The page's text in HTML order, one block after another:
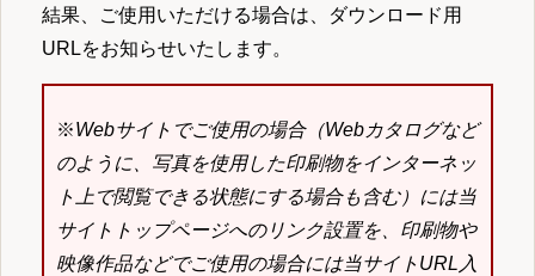
結果、ご使用いただける場合は、ダウンロード用
URLをお知らせいたします。
※Webサイトでご使用の場合（Webカタログなど
のように、写真を使用した印刷物をインターネッ
ト上で閲覧できる状態にする場合も含む）には当
サイトトップページへのリンク設置を、印刷物や
映像作品などでご使用の場合には当サイトURL入